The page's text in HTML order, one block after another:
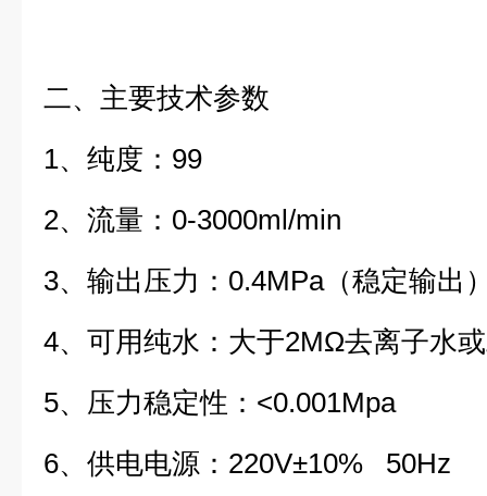
二、主要技术参数
1、纯度：99
2、流量：0-3000ml/min
3、输出压力：0.4MPa（稳定输出
4、可用纯水：大于2MΩ去离子水
5、压力稳定性：<0.001Mpa
6、供电电源：220V±10% 50Hz